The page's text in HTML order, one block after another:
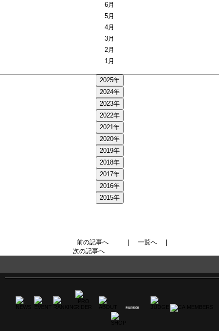
6月
5月
4月
3月
2月
1月
2025年
2024年
2023年
2022年
2021年
2020年
2019年
2018年
2017年
2016年
2015年
前の記事へ ｜ 一覧へ｜
次の記事へ